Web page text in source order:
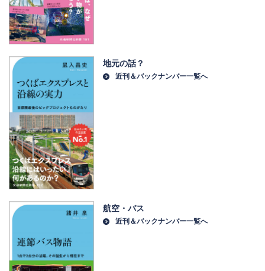
地元の話？
近刊＆バックナンバー一覧へ
航空・バス
近刊＆バックナンバー一覧へ